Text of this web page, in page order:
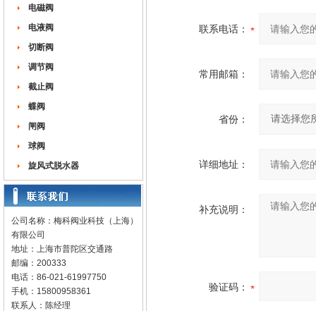
电磁阀
电液阀
切断阀
调节阀
截止阀
蝶阀
闸阀
球阀
旋风式脱水器
公司名称：梅科阀业科技（上海）
有限公司
地址：上海市普陀区交通路
邮编：200333
电话：86-021-61997750
手机：15800958361
联系人：陈经理
联系电话：
常用邮箱：
省份：
详细地址：
补充说明：
验证码：